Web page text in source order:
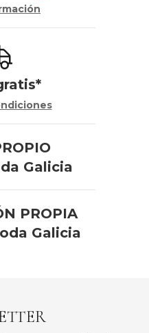
Galicia
PROPIA
Galicia